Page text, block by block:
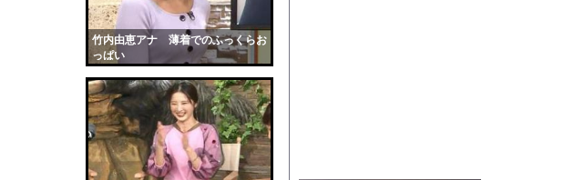
竹内由恵アナ 薄着でのふっくらお
っぱい